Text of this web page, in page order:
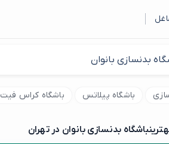
باشگاه پیلاتس باشگاه کراس فیت
باشگاه بدنسازی بانوان در تهران